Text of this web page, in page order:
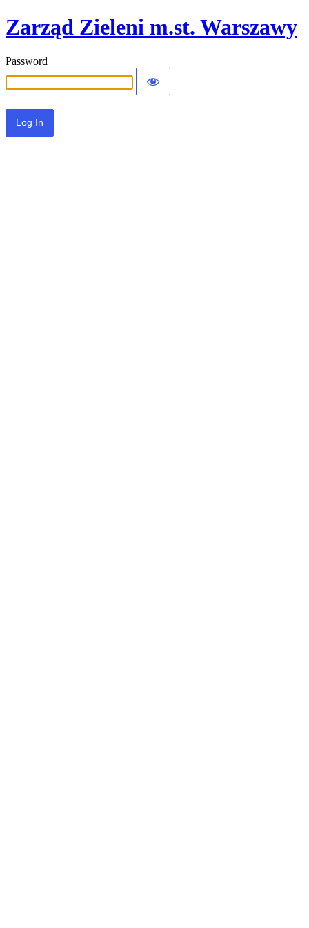
Zarząd Zieleni m.st. Warszawy
Password